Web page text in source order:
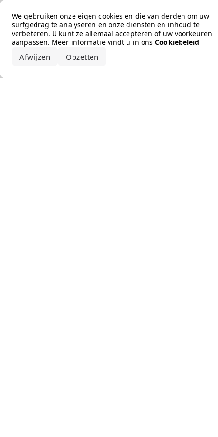
We gebruiken onze eigen cookies en die van derden om uw
surfgedrag te analyseren en onze diensten en inhoud te
verbeteren. U kunt ze allemaal accepteren of uw voorkeuren
aanpassen. Meer informatie vindt u in onsCookiebeleid.
Afwijzen Opzetten
Error loading the brand